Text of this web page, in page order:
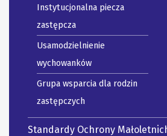
Instytucjonalna piecza
zastępcza
Usamodzielnienie
wychowanków
Grupa wsparcia dla rodzin
zastępczych
Standardy Ochrony